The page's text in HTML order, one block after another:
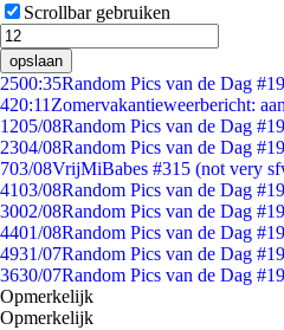
Scrollbar gebruiken
opslaan
2500:35Random Pics van de Dag
420:11 Zomervakantieweerbericht:
1205/08Random Pics van de Dag
2304/08Random Pics van de Dag
703/08VrijMiBabes #315 (not very
4103/08Random Pics van de Dag
3002/08Random Pics van de Dag
4401/08Random Pics van de Dag
4931/07Random Pics van de Dag
3630/07Random Pics van de Dag
Opmerkelijk
Opmerkelijk